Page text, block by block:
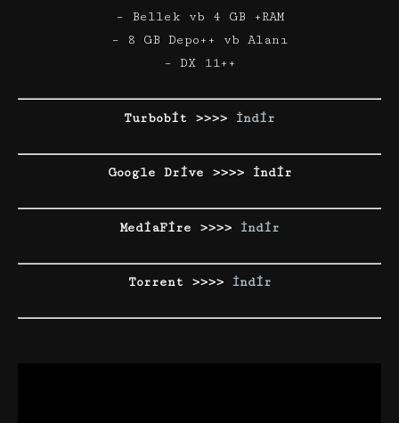
– Bellek vb 4 GB +RAM
– 8 GB Depo++ vb Alanı
– DX 11++
Turbobit >>>> İndir
Google Drive >>>> İndir
MediaFire >>>> İndir
Torrent >>>>İndir